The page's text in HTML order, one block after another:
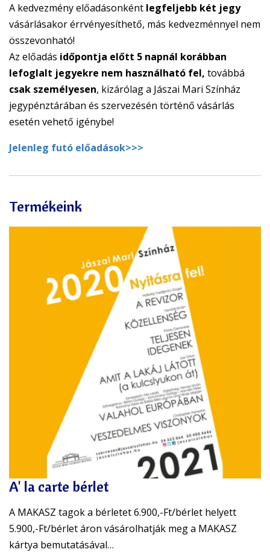
A kedvezmény előadásonként legfeljebb két jegy
vásárlásakor érrvényesíthető, más kedvezménnyel nem
összevonható!
Az előadás időpontja előtt 5 napnál korábban
lefoglalt jegyekre nem használható fel, továbbá
csak személyesen, kizárólag a Jászai Mari Színház
jegypénztárában és szervezésén történő vásárlás
esetén vehető igénybe!
Jelenleg futó előadások>>>
Termékeink
A' la carte bérlet
A MAKASZ tagok a bérletet 6.900,-Ft/bérlet helyett
5.900,-Ft/bérlet áron vásárolhatják meg a MAKASZ
kártya bemutatásával…